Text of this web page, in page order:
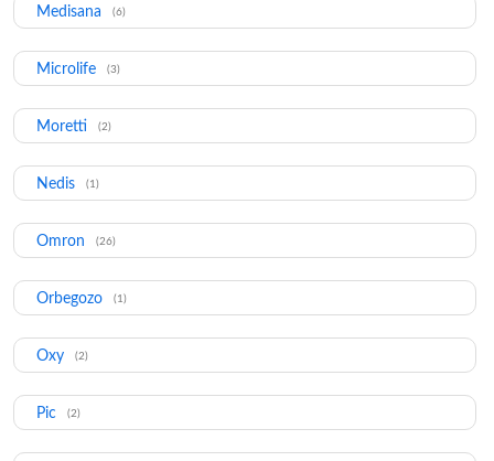
Medisana (6)
Microlife (3)
Moretti (2)
Nedis (1)
Omron (26)
Orbegozo (1)
Oxy (2)
Pic (2)